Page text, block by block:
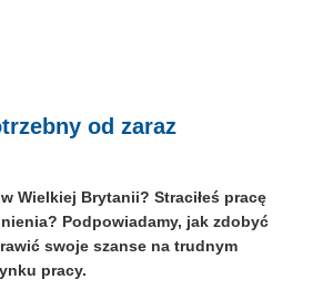
od zaraz
Wielkiej Brytanii? Straciłeś pracę
Podpowiadamy, jak zdobyć
swoje szanse na trudnym
pracy.